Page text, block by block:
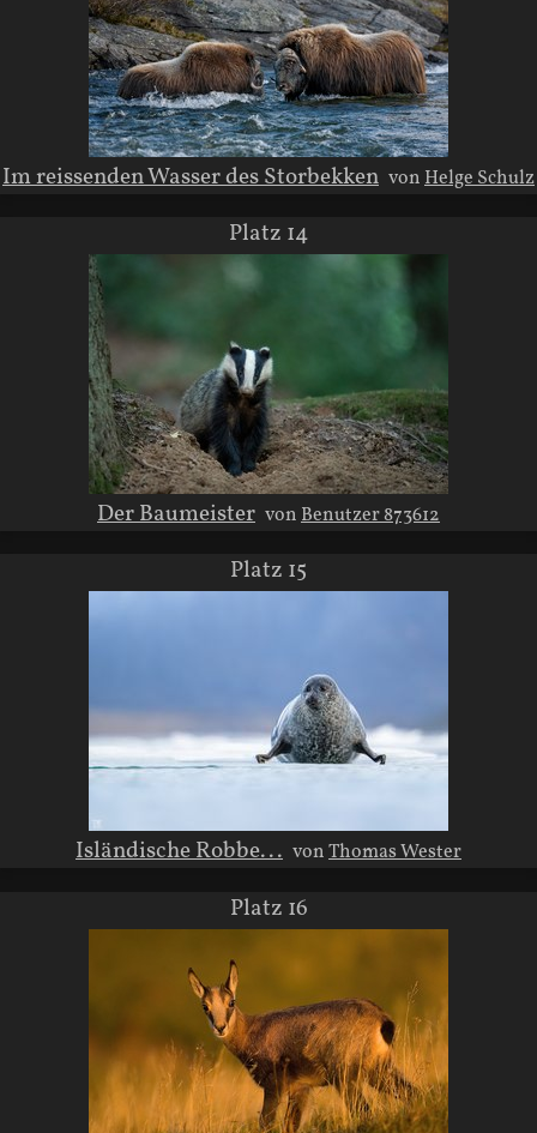
Im reissenden Wasser des Storbekken vonHelge Schulz
Platz 14
Der Baumeister vonBenutzer 873612
Platz 15
Isländische Robbe... vonThomas Wester
Platz 16